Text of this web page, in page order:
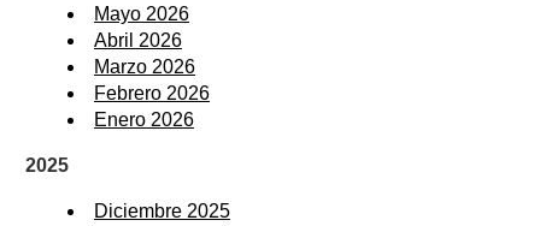
Mayo 2026
Abril 2026
Marzo 2026
Febrero 2026
Enero 2026
2025
Diciembre 2025